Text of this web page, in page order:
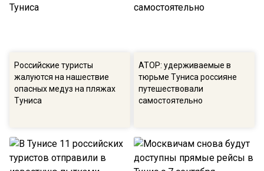
Российские туристы
жалуются на нашествие
опасных медуз на пляжах
Туниса
АТОР: удерживаемые в
тюрьме Туниса россияне
путешествовали
самостоятельно